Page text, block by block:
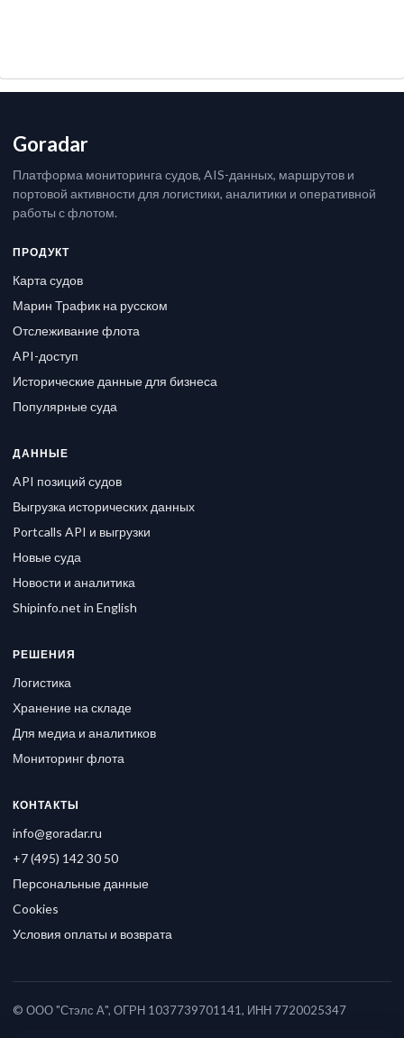
Goradar
Платформа мониторинга судов, AIS-данных, маршрутов и
портовой активности для логистики, аналитики и оперативной
работы с флотом.
ПРОДУКТ
Карта судов
Марин Трафик на русском
Отслеживание флота
API-доступ
Исторические данные для бизнеса
Популярные суда
ДАННЫЕ
API позиций судов
Выгрузка исторических данных
Portcalls API и выгрузки
Новые суда
Новости и аналитика
Shipinfo.net in English
РЕШЕНИЯ
Логистика
Хранение на складе
Для медиа и аналитиков
Мониторинг флота
КОНТАКТЫ
info@goradar.ru
+7 (495) 142 30 50
Персональные данные
Cookies
Условия оплаты и возврата
© ООО "Стэлс А", ОГРН 1037739701141, ИНН 7720025347